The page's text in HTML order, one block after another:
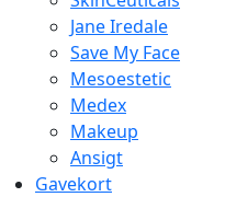
Jane Iredale
Save My Face
Mesoestetic
Medex
Makeup
Ansigt
Gavekort